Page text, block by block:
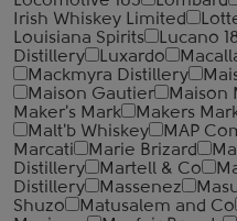
Irish Whiskey Limited
Louisiana Spirits
Lucano
Distillery
Luxardo
Mackmyra Distillery
Maison Gautier
Maison
Maker's Mark
Makers
Malt'b Whiskey
MAP
Marcati
Marie Brizard
Distillery
Martell & Co
Distillery
Massenez
Shuzo
Matusalem and Co